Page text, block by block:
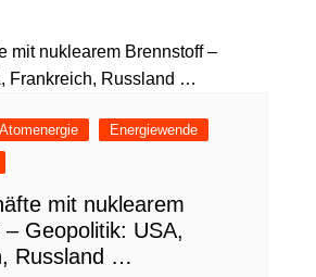
Atomenergie
Energiewende
mit nuklearem
Geopolitik: USA,
Russland …